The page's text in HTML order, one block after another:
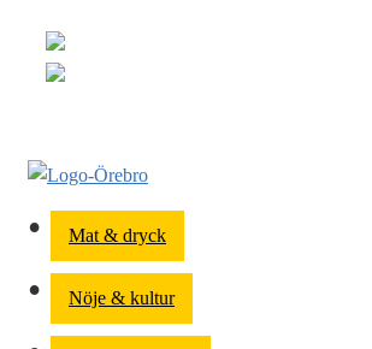
Mat & dryck
Nöje & kultur